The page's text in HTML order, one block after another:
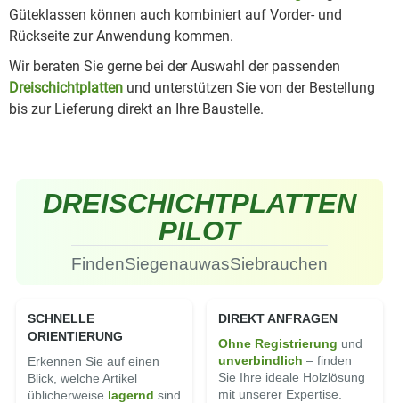
Güteklassen können auch kombiniert auf Vorder- und
Rückseite zur Anwendung kommen.
Wir beraten Sie gerne bei der Auswahl der passenden
Dreischichtplatten und unterstützen Sie von der Bestellung
bis zur Lieferung direkt an Ihre Baustelle.
DREISCHICHTPLATTEN
PILOT
FindenSiegenauwasSiebrauchen
SCHNELLE
ORIENTIERUNG
Erkennen Sie auf einen
Blick, welche Artikel
üblicherweise lagernd sind
DIREKT ANFRAGEN
Ohne Registrierung und
un­ver­bindlich – finden
Sie Ihre ideale Holz­lösung
mit unserer Expertise.